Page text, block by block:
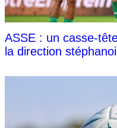
ASSE : un casse-
la direction